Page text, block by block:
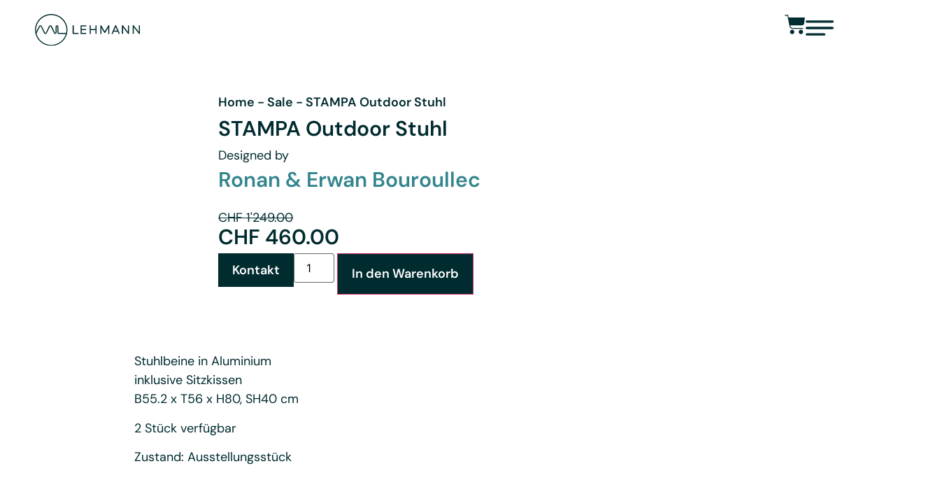
Home - Sale - STAMPA Outdoor Stuhl
STAMPA Outdoor Stuhl
Designed by
Ronan & Erwan Bouroullec
CHF1'249.00
CHF 460.00
Kontakt In den Warenkorb
Stuhlbeine in Aluminium
inklusive Sitzkissen
B55.2 x T56 x H80, SH40 cm
2 Stück verfügbar
Zustand: Ausstellungsstück